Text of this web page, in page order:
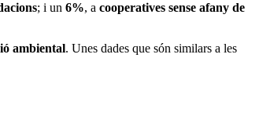
; i un 6%, a cooperatives sense afany de
ambiental. Unes dades que són similars a les